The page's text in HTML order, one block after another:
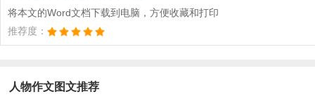
将本文的Word文档下载到电脑，方便收藏和打印
推荐度：
人物作文图文推荐